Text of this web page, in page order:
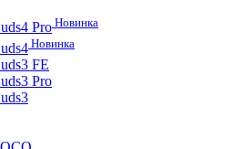
Pro Новинка
Новинка
FE
Pro